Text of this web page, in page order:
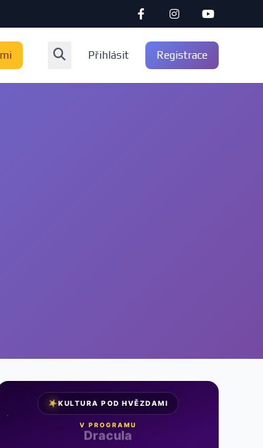
Přihlásit Registrace
★KULTURA POD HVĚZDAMI
V PROGRAMU
Noc na Karlštejně